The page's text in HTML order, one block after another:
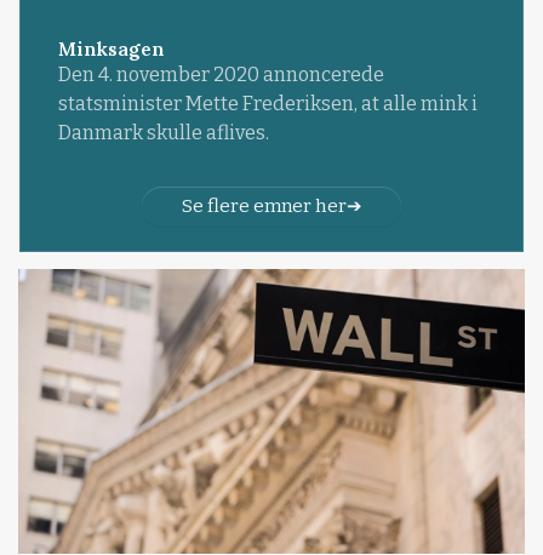
Minksagen
Den 4. november 2020 annoncerede
statsminister Mette Frederiksen, at alle mink i
Danmark skulle aflives.
Se flere emner her